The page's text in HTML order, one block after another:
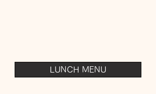
LUNCH MENU